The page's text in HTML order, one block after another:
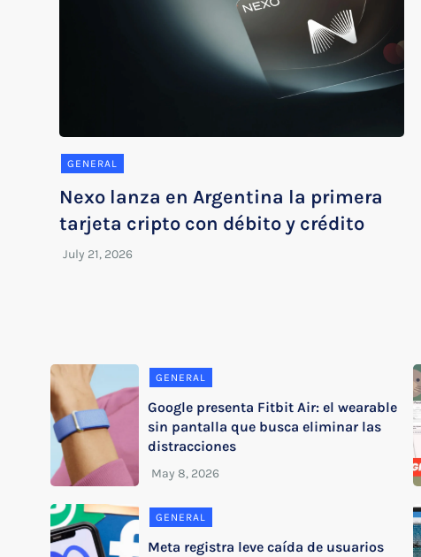
GENERAL
Nexo lanza en Argentina la primera
tarjeta cripto con débito y crédito
GENERAL
Google presenta Fitbit Air: el wearable
sin pantalla que busca eliminar las
distracciones
GENERAL
Meta registra leve caída de usuarios